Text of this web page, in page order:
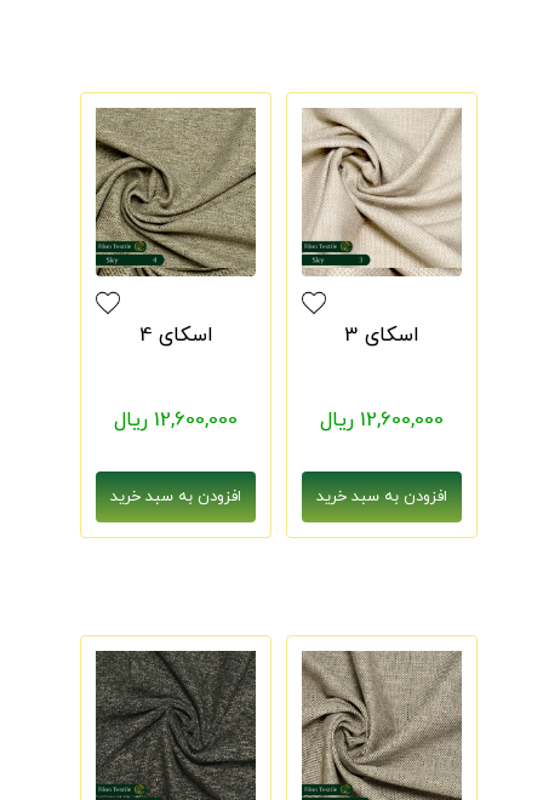
اسکای 3
12,600,000 ریال
اسکای 4
12,600,000 ریال